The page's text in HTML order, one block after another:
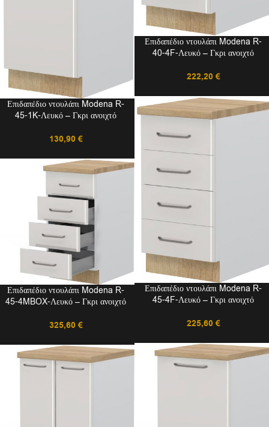
Επιδαπέδιο ντουλάπι Modena R-
40-4F-Λευκό – Γκρι ανοιχτό
222,20 €
Επιδαπέδιο ντουλάπι Modena R-
45-1K-Λευκό – Γκρι ανοιχτό
130,90 €
Επιδαπέδιο ντουλάπι Modena R-
45-4F-Λευκό – Γκρι ανοιχτό
225,60 €
Επιδαπέδιο ντουλάπι Modena R-
45-4MBOX-Λευκό – Γκρι ανοιχτό
325,60 €